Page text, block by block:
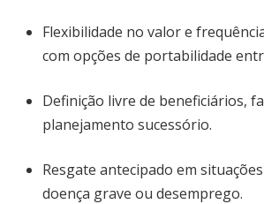
Flexibilidade no valor e
com opções de portabilidade
Definição livre de beneficiários,
planejamento sucessório.
Resgate antecipado em
doença grave ou desemprego.